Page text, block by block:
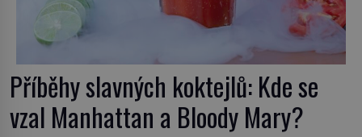
Příběhy slavných koktejlů: Kde se
vzal Manhattan a Bloody Mary?